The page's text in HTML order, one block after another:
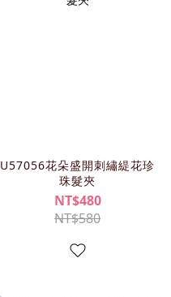
U57056花朵盛開刺繡緹花珍
珠髮夾
NT$480
NT$580